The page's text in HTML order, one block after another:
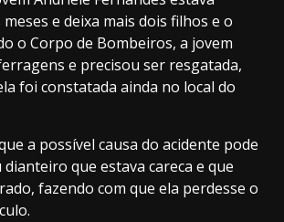
e deixa mais dois filhos e o
o Corpo de Bombeiros, a jovem
e precisou ser resgatada,
foi constatada ainda no local do
a possível causa do acidente pode
que estava careca e que
fazendo com que ela perdesse o